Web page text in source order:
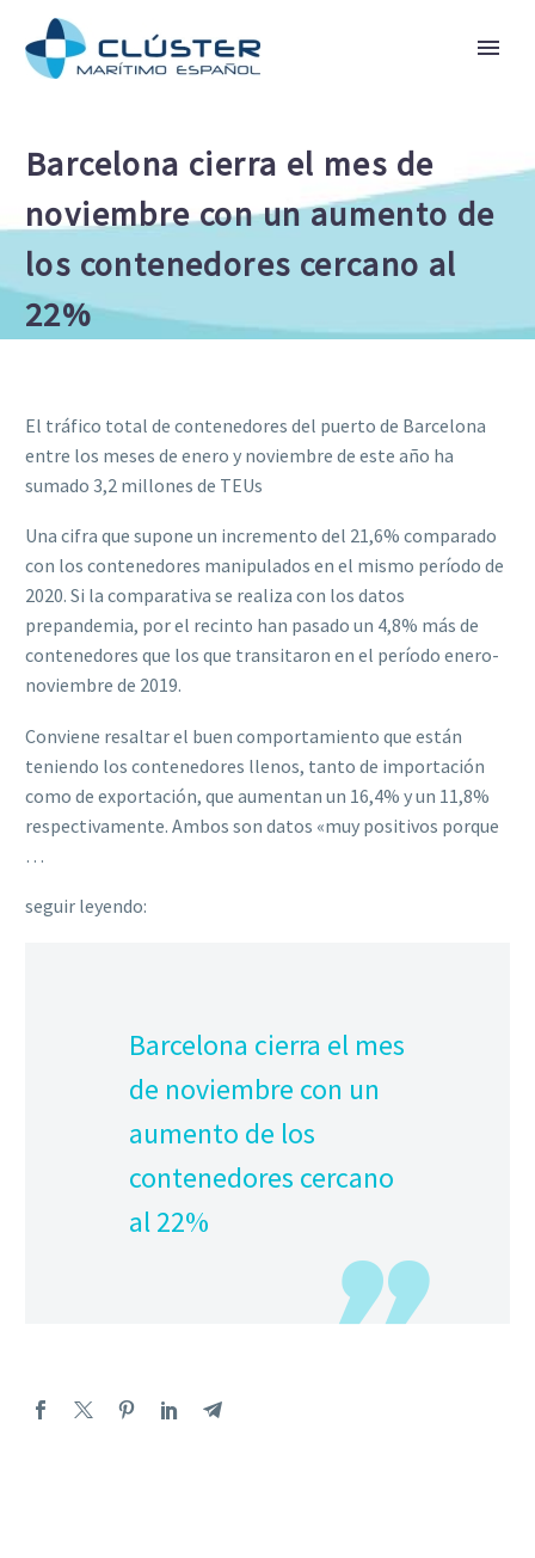
Barcelona cierra el mes de
noviembre con un aumento de
los contenedores cercano al
22%
El tráfico total de contenedores del puerto de Barcelona
entre los meses de enero y noviembre de este año ha
sumado 3,2 millones de TEUs
Una cifra que supone un incremento del 21,6% comparado
con los contenedores manipulados en el mismo período de
2020. Si la comparativa se realiza con los datos
prepandemia, por el recinto han pasado un 4,8% más de
contenedores que los que transitaron en el período enero-
noviembre de 2019.
Conviene resaltar el buen comportamiento que están
teniendo los contenedores llenos, tanto de importación
como de exportación, que aumentan un 16,4% y un 11,8%
respectivamente. Ambos son datos «muy positivos porque
…
seguir leyendo:
Barcelona cierra el mes
de noviembre con un
aumento de los
contenedores cercano
al 22%